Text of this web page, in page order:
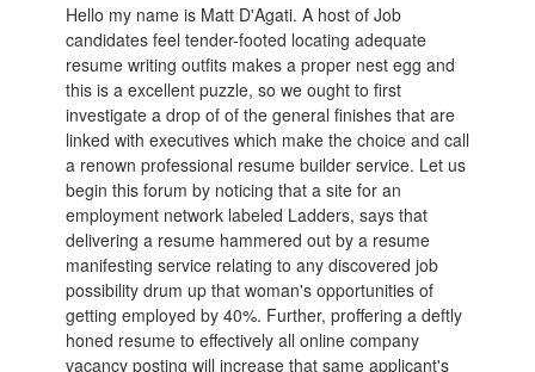
Hello my name is Matt D'Agati. A host of Job
candidates feel tender-footed locating adequate
resume writing outfits makes a proper nest egg and
this is a excellent puzzle, so we ought to first
investigate a drop of of the general finishes that are
linked with executives which make the choice and call
a renown professional resume builder service. Let us
begin this forum by noticing that a site for an
employment network labeled Ladders, says that
delivering a resume hammered out by a resume
manifesting service relating to any discovered job
possibility drum up that woman's opportunities of
getting employed by 40%. Further, proffering a deftly
honed resume to effectively all online company
vacancy posting will increase that same applicant's